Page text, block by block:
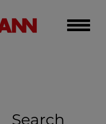
Toggle